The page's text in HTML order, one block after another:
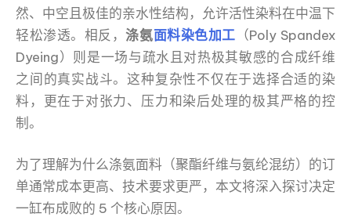
然、中空且极佳的亲水性结构，允许活性染料在中温下
轻松渗透。相反， 涤氨面料染色加工 （Poly Spandex
Dyeing）则是一场与疏水且对热极其敏感的合成纤维
之间的真实战斗。这种复杂性不仅在于选择合适的染
料，更在于对张力、压力和染后处理的极其严格的控
制。
为了理解为什么涤氨面料（聚酯纤维与氨纶混纺）的订
单通常成本更高、技术要求更严，本文将深入探讨决定
一缸布成败的 5 个核心原因。